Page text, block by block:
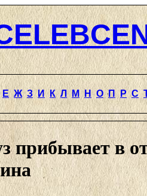
Е Ж З И К Л М Н О П Р С
прибывает в